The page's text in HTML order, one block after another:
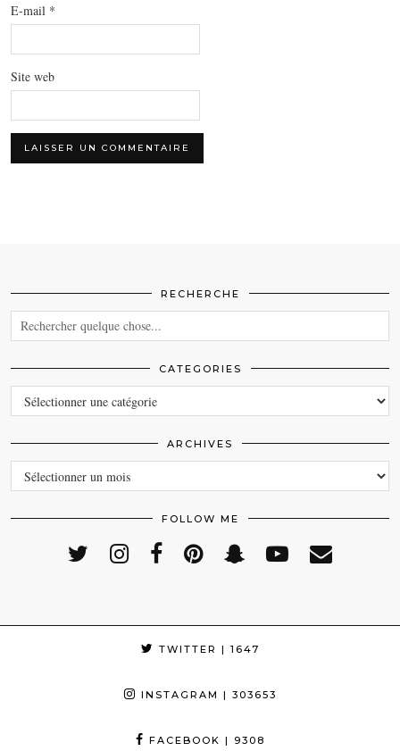
E-mail *
Site web
RECHERCHE
CATEGORIES
CATEGORIES
ARCHIVES
ARCHIVES
FOLLOW ME
TWITTER | 1647
INSTAGRAM | 303653
FACEBOOK | 9308